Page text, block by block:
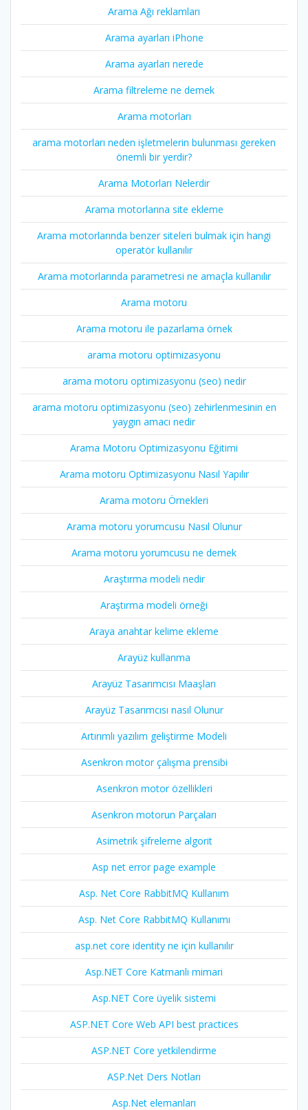
Arama Ağı reklamları
Arama ayarları iPhone
Arama ayarları nerede
Arama filtreleme ne demek
Arama motorları
arama motorları neden işletmelerin bulunması gereken
önemli bir yerdir?
Arama Motorları Nelerdir
Arama motorlarına site ekleme
Arama motorlarında benzer siteleri bulmak için hangi
operatör kullanılır
Arama motorlarında parametresi ne amaçla kullanılır
Arama motoru
Arama motoru ile pazarlama örnek
arama motoru optimizasyonu
arama motoru optimizasyonu (seo) nedir
arama motoru optimizasyonu (seo) zehirlenmesinin en
yaygın amacı nedir
Arama Motoru Optimizasyonu Eğitimi
Arama motoru Optimizasyonu Nasıl Yapılır
Arama motoru Örnekleri
Arama motoru yorumcusu Nasıl Olunur
Arama motoru yorumcusu ne demek
Araştırma modeli nedir
Araştırma modeli örneği
Araya anahtar kelime ekleme
Arayüz kullanma
Arayüz Tasarımcısı Maaşları
Arayüz Tasarımcısı nasıl Olunur
Artırımlı yazılım geliştirme Modeli
Asenkron motor çalışma prensibi
Asenkron motor özellikleri
Asenkron motorun Parçaları
Asimetrik şifreleme algorit
Asp net error page example
Asp. Net Core RabbitMQ Kullanım
Asp. Net Core RabbitMQ Kullanımı
asp.net core identity ne için kullanılır
Asp.NET Core Katmanlı mimari
Asp.NET Core üyelik sistemi
ASP.NET Core Web API best practices
ASP.NET Core yetkilendirme
ASP.Net Ders Notları
Asp.Net elemanları